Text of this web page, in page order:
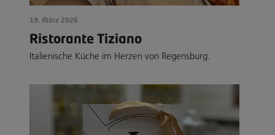
19. März 2026
Ristorante Tiziano
Italienische Küche im Herzen von Regensburg.